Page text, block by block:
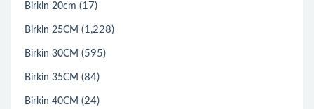
Birkin 20cm (17)
Birkin 25CM (1,228)
Birkin 30CM (595)
Birkin 35CM (84)
Birkin 40CM (24)